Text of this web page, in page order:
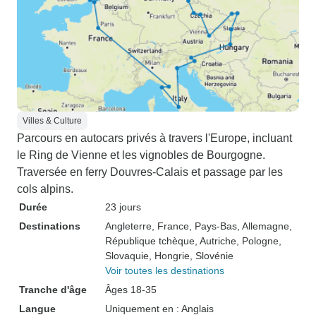
Villes & Culture
Parcours en autocars privés à travers l'Europe, incluant
le Ring de Vienne et les vignobles de Bourgogne.
Traversée en ferry Douvres-Calais et passage par les
cols alpins.
Durée
23 jours
Destinations
Angleterre , France , Pays-Bas , Allemagne
République tchèque , Autriche , Pologne
Slovaquie , Hongrie , Slovénie
Voir toutes les destinations
Tranche d'âge
Âges 18-35
Langue
Uniquement en : Anglais